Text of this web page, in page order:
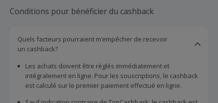
Conditions pour bénéficier du cashback
Quels facteurs pourraient m’empêcher de recevoir
un cashback?
Les achats doivent être réglés immédiatement et
intégralement en ligne. Pour les souscriptions, le cashback
est calculé sur le premier paiement effectué en ligne.